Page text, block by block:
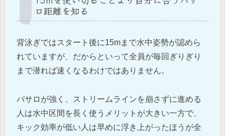
ロ距離を知る
背泳ぎではスタート後に15mまで水中姿勢が認めら
れていますが、だからといって全員が毎回ぎりぎり
まで潜れば速くなるわけではありません。
バサロが強く、ストリームラインを崩さずに進める
人は水中区間を長く使うメリットが大きい一方で、
キック効率が低い人は早めに浮き上がったほうが全